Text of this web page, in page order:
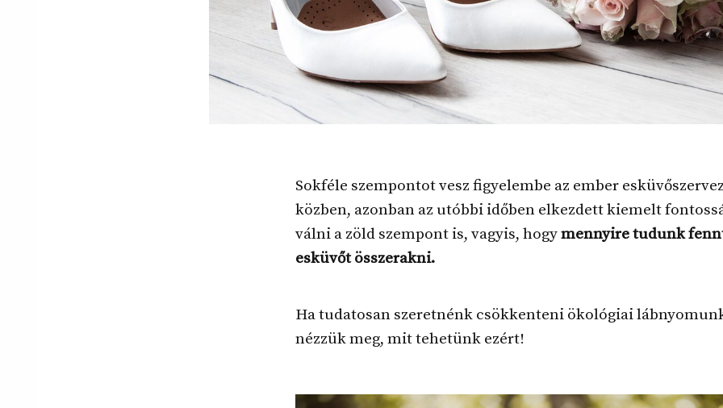
Sokféle szempontot vesz figyelembe az ember
közben, azonban az utóbbi időben elkezdett kiemelt
válni a zöld szempont is, vagyis, hogymennyire tudunk
esküvőt összerakni.
Ha tudatosan szeretnénk csökkenteni ökológiai
nézzük meg, mit tehetünk ezért!